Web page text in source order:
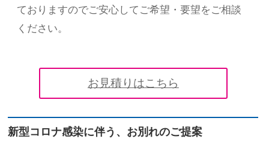
ておりますのでご安心してご希望・要望をご相談
ください。
お見積りはこちら
新型コロナ感染に伴う、お別れのご提案